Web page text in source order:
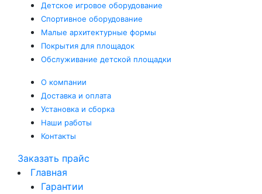
Детское игровое оборудование
Спортивное оборудование
Малые архитектурные формы
Покрытия для площадок
Обслуживание детской площадки
О компании
Доставка и оплата
Установка и сборка
Наши работы
Контакты
Заказать прайс
Главная
Гарантии